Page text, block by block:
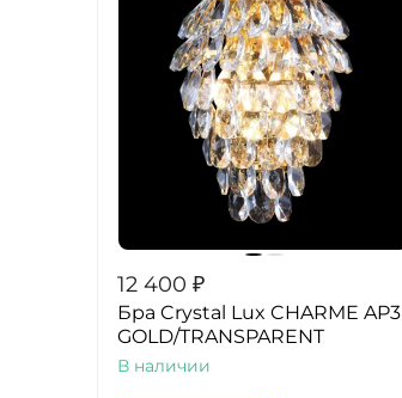
12 400 ₽
Бра Crystal Lux CHARME AP3
GOLD/TRANSPARENT
В наличии